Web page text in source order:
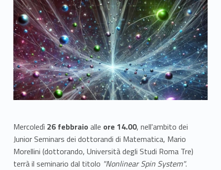
Mercoledì 26 febbraio alle ore 14.00, nell'ambito dei
Junior Seminars dei dottorandi di Matematica, Mario
Morellini (dottorando, Università degli Studi Roma Tre)
terrà il seminario dal titolo "Nonlinear Spin System".